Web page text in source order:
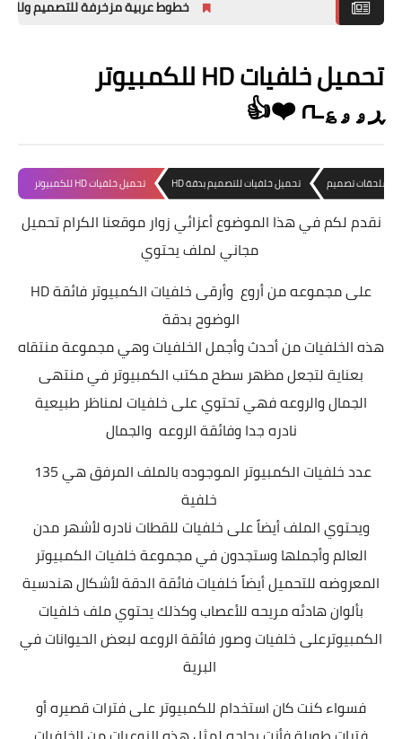
خطوط التصميم
خطوط عربية مزخرفة للتصميم
تحميل خلفيات HD للكمبيوتر
ڕۄۄ؏ـہ ❤️👍
ملحقات تصميم تحميل خلفيات للتصميم بدقة HD تحميل خلفيات HD للكمبيوتر
نقدم لكم في هذا الموضوع أعزائي زوار موقعنا الكرام تحميل
مجاني لملف يحتوي
HD
على مجموعه من أروع وأرقىخلفيات الكمبيوتر فائقة
الوضوح بدقة
هذه الخلفيات من أحدث وأجمل الخلفيات وهي مجموعة منتقاه
بعناية لتجعل مظهر سطح مكتب الكمبيوتر في منتهى
الجمال والروعه فهي تحتوي على خلفيات لمناظر طبيعية
نادرهجدا وفائقة الروعه والجمال
ويحتوي الملف أيضاً على خلفيات للقطات نادره لأشهر مدن
العالم وأجملها وستجدون في مجموعة خلفيات الكمبيوتر
المعروضه للتحميل أيضاً خلفيات فائقة الدقة لأشكال هندسية
بألوان هادئه مريحه للأعصاب وكذلك يحتوي ملف خلفيات
الكمبيوترعلى خلفيات وصور فائقة الروعه لبعض الحيوانات في
فسواء كنت كان استخدام للكمبيوتر على فترات قصيره أو